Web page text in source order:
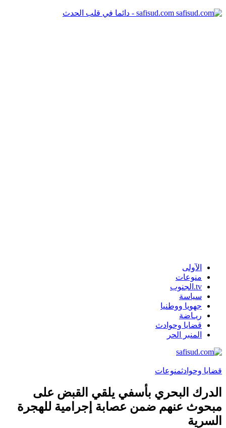
safisud.com - دائما في قلب الحدث
الآولى
منوعات
tv.الجنوب
سياسة
جهويا ووطنيا
ريـاضة
قضايا وحوادث
المنبر الحر
قضايا وحوادثمنوعات
الدرك البحري بأسفي يلقي القبض على
مبحوث عنهم ضمن عصابة إجرامية للهجرة
السرية